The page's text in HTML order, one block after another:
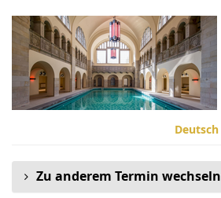
Zum
Haupt-
Inhalt
springen
Deutsch
Zu anderem Termin wechseln